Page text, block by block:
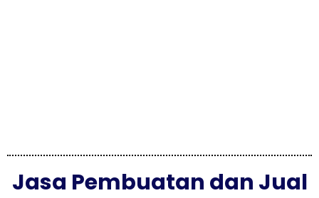
Jasa Pembuatan dan Jual